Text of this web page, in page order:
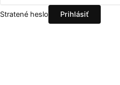
Stratené heslo